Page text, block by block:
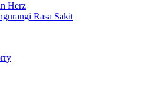
Herz
Rasa Sakit